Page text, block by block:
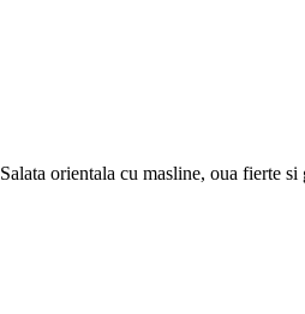
Salata orientala cu masline, oua fierte si